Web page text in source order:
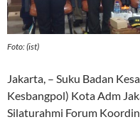
Foto: (ist)
Jakarta, – Suku Badan
Kesbangpol) Kota Adm
Silaturahmi Forum